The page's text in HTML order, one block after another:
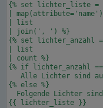
{% set lichter_liste
| map(attribute='name')
| list
| join(', ') %}
{% set
| list
| count %}
{% if lichter_anzahl ==
Alle Lichter sind
{% else %}
Folgende Lichter
{{ lichter_liste }}